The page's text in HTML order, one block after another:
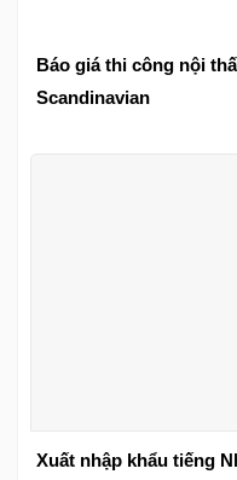
Báo giá thi công nội
Scandinavian
Xuất nhập khẩu tiếng